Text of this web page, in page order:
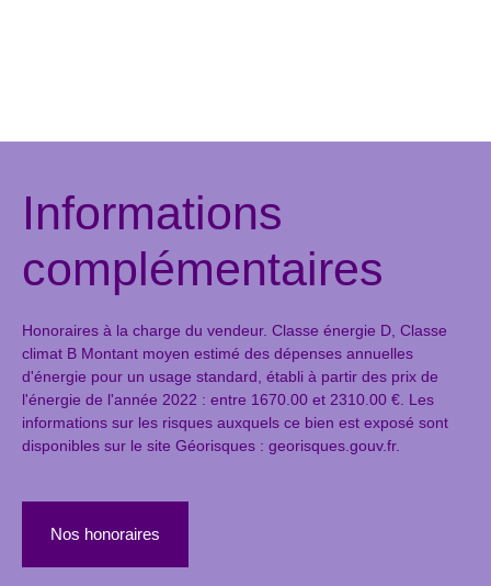
Informations
complémentaires
Honoraires à la charge du vendeur. Classe énergie D, Classe
climat B Montant moyen estimé des dépenses annuelles
d'énergie pour un usage standard, établi à partir des prix de
l'énergie de l'année 2022 : entre 1670.00 et 2310.00 €. Les
informations sur les risques auxquels ce bien est exposé sont
disponibles sur le site Géorisques : georisques.gouv.fr.
Nos honoraires